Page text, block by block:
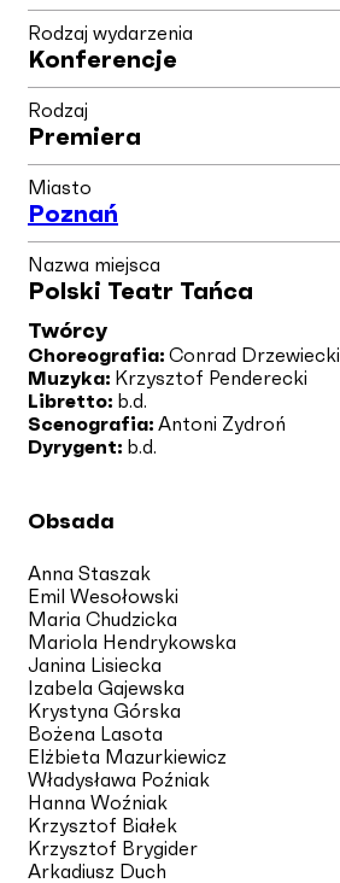
Rodzaj wydarzenia
Konferencje
Rodzaj
Premiera
Miasto
Poznań
Nazwa miejsca
Polski Teatr Tańca
Twórcy
Choreografia: Conrad Drzewiecki
Muzyka: Krzysztof Penderecki
Libretto: b.d.
Scenografia: Antoni Zydroń
Dyrygent: b.d.
Obsada
Anna Staszak
Emil Wesołowski
Maria Chudzicka
Mariola Hendrykowska
Janina Lisiecka
Izabela Gajewska
Krystyna Górska
Bożena Lasota
Elżbieta Mazurkiewicz
Władysława Poźniak
Hanna Woźniak
Krzysztof Białek
Krzysztof Brygider
Arkadiusz Duch